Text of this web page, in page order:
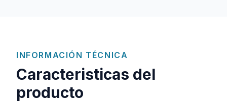
INFORMACIÓN TÉCNICA
Caracteristicas del
producto